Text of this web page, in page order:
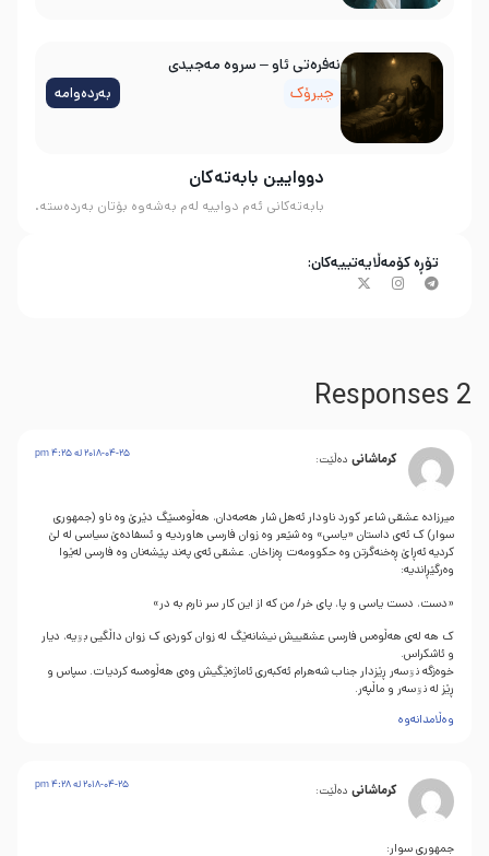
دووایین بابەتەکان
بابەتەکانی ئەم دواییە لەم بەشەوە بۆتان بەردەستە.
نه‌فره‌تی ئاو – سروه‌ مه‌جیدی
چیرۆک
بەردەوامە
تۆڕە کۆمەڵایەتییەکان:
2 Responses
کرماشانی دەڵێت: 2018-04-25 له‌ 4:25 pm
میرزاده عشقی شاعر کورد ناودار ئه‌هل شار هه‌مه‌دان، هه‌ڵوه‌سێگ دێرێ وه‌ ناو (جمهوری
سوار) ک ئه‌ی داستان «یاسی» وه‌ شێعر وه‌ زوان فارسی هاوردیه‌ و ئسفاده‌ێ سیاسی له‌ لێ
کردیه‌ ئه‌ڕاێ ڕه‌خنه‌گرتن وه‌ حکوومه‌ت ڕه‌زاخان. عشقی ئه‌ی په‌ند پێشه‌نان وه‌ فارسی له‌ێوا
وه‌رگێڕاندیه‌:
«دست، دست یاسی و پا، پای خر/ من که از این کار سر نارم به در»
ک هه‌ له‌ی هه‌ڵوه‌س فارسی عشقییش نیشانه‌ێگ له‌ زوان کوردی ک زوان داڵگیی بۊیه‌، دیار
و ئاشکراس.
خوه‌زگه‌ نۊسه‌ر ڕێزدار جناب شه‌هرام ئه‌کبه‌ری ئاماژه‌ێگیش وه‌ی هه‌ڵوه‌سه‌ کردیات. سپاس و
ڕێز له‌ نۊسه‌ر و ماڵپه‌ر.
وەڵامدانەوە
کرماشانی دەڵێت: 2018-04-25 له‌ 4:28 pm
جمهوری سوار: